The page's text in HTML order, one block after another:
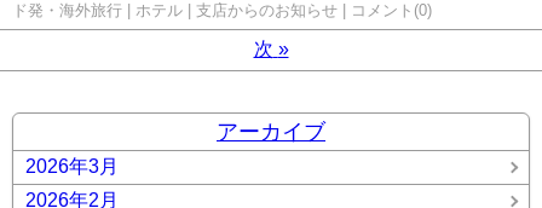
ド発・海外旅行
ホテル 支店からのお知らせ コメント(0)
次 »
アーカイブ
2026年3月
2026年2月